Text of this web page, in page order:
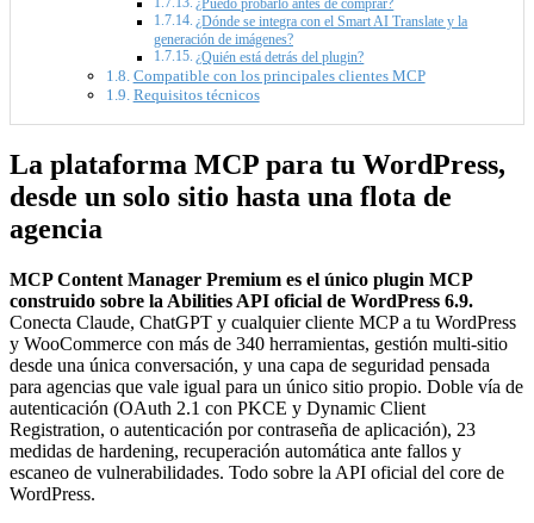
¿Puedo probarlo antes de comprar?
¿Dónde se integra con el Smart AI Translate y la
generación de imágenes?
¿Quién está detrás del plugin?
Compatible con los principales clientes MCP
Requisitos técnicos
La plataforma MCP para tu WordPress,
desde un solo sitio hasta una flota de
agencia
MCP Content Manager Premium es el único plugin MCP
construido sobre la Abilities API oficial de WordPress 6.9.
Conecta Claude, ChatGPT y cualquier cliente MCP a tu WordPress
y WooCommerce con más de 340 herramientas, gestión multi-sitio
desde una única conversación, y una capa de seguridad pensada
para agencias que vale igual para un único sitio propio. Doble vía de
autenticación (OAuth 2.1 con PKCE y Dynamic Client
Registration, o autenticación por contraseña de aplicación), 23
medidas de hardening, recuperación automática ante fallos y
escaneo de vulnerabilidades. Todo sobre la API oficial del core de
WordPress.